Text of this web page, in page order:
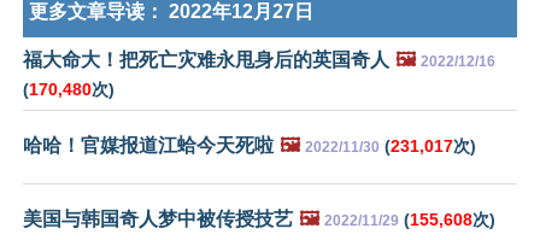
更多文章导读： 2022年12月27日
福大命大！把死亡灾难永甩身后的英国奇人 🖼️ 2022/12/16
(170,480次)
哈哈！官媒报道江蛤今天死啦 🖼️ 2022/11/30 (231,017次)
美国与韩国奇人梦中被传授技艺 🖼️ 2022/11/29 (155,608次)